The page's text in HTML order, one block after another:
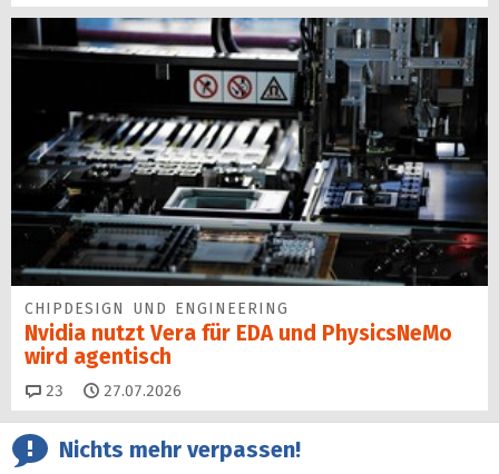
CHIPDESIGN UND ENGINEERING
Nvidia nutzt Vera für EDA und PhysicsNeMo
wird agentisch
23 Kommentare
27.07.2026
Nichts mehr verpassen!